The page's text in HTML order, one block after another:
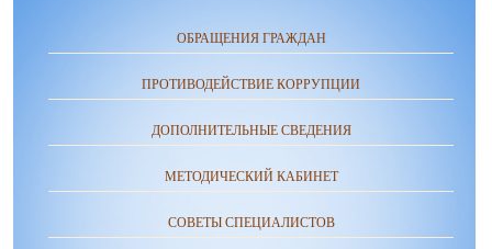
ОБРАЩЕНИЯ ГРАЖДАН
ПРОТИВОДЕЙСТВИЕ КОРРУПЦИИ
ДОПОЛНИТЕЛЬНЫЕ СВЕДЕНИЯ
МЕТОДИЧЕСКИЙ КАБИНЕТ
СОВЕТЫ СПЕЦИАЛИСТОВ